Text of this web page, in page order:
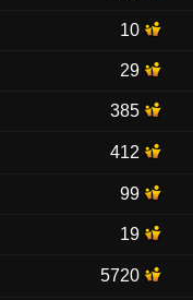
10
29
385
412
99
19
5720